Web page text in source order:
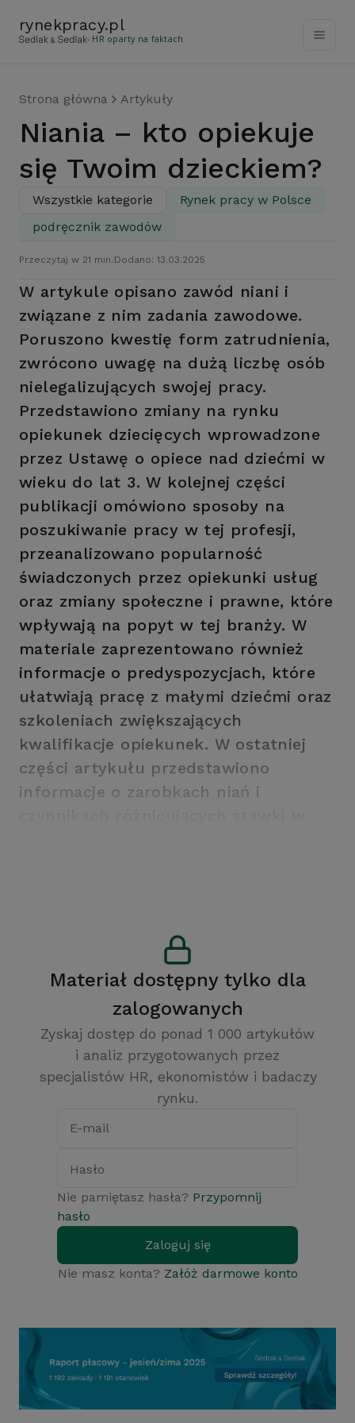
rynekpracy.pl
- HR oparty na faktach
Strona główna Artykuły
Niania – kto opiekuje
się Twoim dzieckiem?
Wszystkie kategorie
Rynek pracy w Polsce
podręcznik zawodów
Przeczytaj w 21 min. Dodano: 13.03.2025
W artykule opisano zawód niani i
związane z nim zadania zawodowe.
Poruszono kwestię form zatrudnienia,
zwrócono uwagę na dużą liczbę osób
nielegalizujących swojej pracy.
Przedstawiono zmiany na rynku
opiekunek dziecięcych wprowadzone
przez Ustawę o opiece nad dziećmi w
wieku do lat 3. W kolejnej części
publikacji omówiono sposoby na
poszukiwanie pracy w tej profesji,
przeanalizowano popularność
świadczonych przez opiekunki usług
oraz zmiany społeczne i prawne, które
wpływają na popyt w tej branży. W
materiale zaprezentowano również
informacje o predyspozycjach, które
ułatwiają pracę z małymi dziećmi oraz
szkoleniach zwiększających
kwalifikacje opiekunek. W ostatniej
części artykułu przedstawiono
informacje o zarobkach niań i
Materiał dostępny tylko dla
zalogowanych
Zyskaj dostęp do ponad 1 000 artykułów
i analiz przygotowanych przez
specjalistów HR, ekonomistów i badaczy
rynku.
E-mail
Hasło
Nie pamiętasz hasła? Przypomnij
hasło
Zaloguj się
Nie masz konta? Załóż darmowe konto